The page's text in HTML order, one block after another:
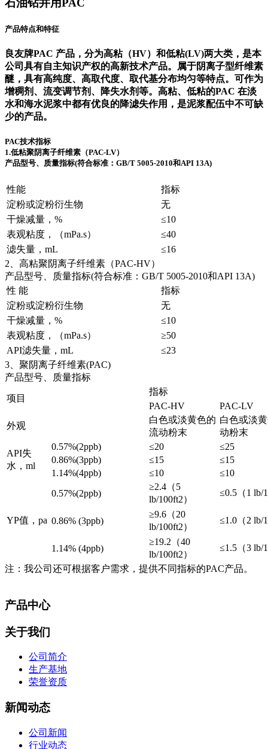
产品特点和特征
良友牌PAC 产品，分为高粘（HV）和低粘(LV)两大类，是本
公司具有自主知识产权的高新技术产品。属于阴离子型纤维素
醚，具有高纯度、高取代度、取代基分布均匀等特点。可作为
增稠剂、流变调节剂、降失水剂等。高粘、低粘的PAC 在淡
水和海水泥浆中都有优良的降滤失作用，是泥浆配伍中不可缺
少的产品。
PAC技术指标
1.低粘聚阴离子纤维素（PAC-LV）
产品型号、质量指标(符合标准：GB/T 5005-2010和API 13A)
性能
指标
淀粉或淀粉衍生物
无
干燥减量，%
≤10
表观粘度，（mPa.s）
≤40
滤失量，mL
≤16
2、高粘聚阴离子纤维素（PAC-HV）
产品型号、质量指标(符合标准：GB/T 5005-2010和API 13A)
性 能
指标
淀粉或淀粉衍生物
无
干燥减量，%
≤10
表观粘度，（mPa.s）
≥50
API滤失量，mL
≤23
3、聚阴离子纤维素(PAC)
产品型号、质量指标
项目
指标
PAC-HV
PAC-LV
外观
白色或淡黄色的
流动粉末
白色或淡
动粉末
API失
水，ml
0.57%(2ppb) ≤20
≤25
0.86%(3ppb)
≤15
≤15
1.14%(4ppb)
≤10 ≤10
YP值，pa
0.57%(2ppb)
≥2.4（5
lb/100ft2）
≤0.5（1 lb/
0.86% (3ppb)
≥9.6（20
lb/100ft2）
≤1.0（2 lb/
1.14% (4ppb)
≥19.2（40
lb/100ft2）
≤1.5（3 lb/
注：我公司还可根据客户需求，提供不同指标的PAC产品。
产品中心
关于我们
公司简介
生产基地
荣誉资质
新闻动态
公司新闻
行业动态